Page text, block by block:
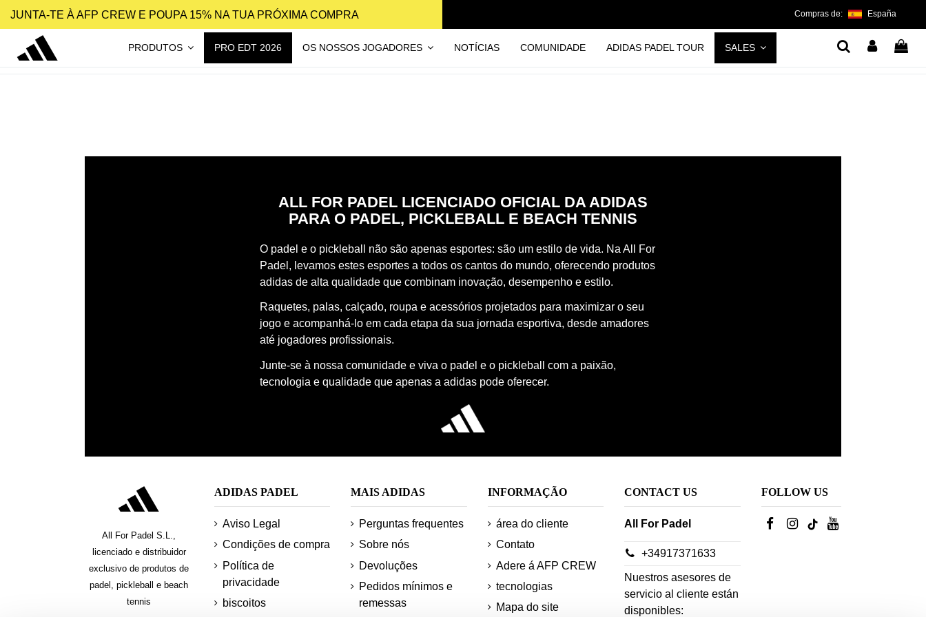
JUNTA-TE À AFP CREW E POUPA 15% NA TUA PRÓXIMA COMPRA Compras de: España
PRODUTOS PRO EDT 2026 OS NOSSOS JOGADORES NOTÍCIAS COMUNIDADE ADIDAS PADEL TOUR SALES
ALL FOR PADEL LICENCIADO OFICIAL DA ADIDAS
PARA O PADEL, PICKLEBALL E BEACH TENNIS
O padel e o pickleball não são apenas esportes: são um estilo de vida. Na All For
Padel, levamos estes esportes a todos os cantos do mundo, oferecendo produtos
adidas de alta qualidade que combinam inovação, desempenho e estilo.
Raquetes, palas, calçado, roupa e acessórios projetados para maximizar o seu
jogo e acompanhá-lo em cada etapa da sua jornada esportiva, desde amadores
até jogadores profissionais.
Junte-se à nossa comunidade e viva o padel e o pickleball com a paixão,
tecnologia e qualidade que apenas a adidas pode oferecer.
All For Padel S.L.,
licenciado e distribuidor
exclusivo de produtos de
padel, pickleball e beach
tennis
ADIDAS PADEL
Aviso Legal
Condições de compra
Política de
privacidade
biscoitos
MAIS ADIDAS
Perguntas frequentes
Sobre nós
Devoluções
Pedidos mínimos e
remessas
INFORMAÇÃO
área do cliente
Contato
Adere á AFP CREW
tecnologias
Mapa do site
CONTACT US
All For Padel
+34917371633
Nuestros asesores de
servicio al cliente están
disponibles:
FOLLOW US